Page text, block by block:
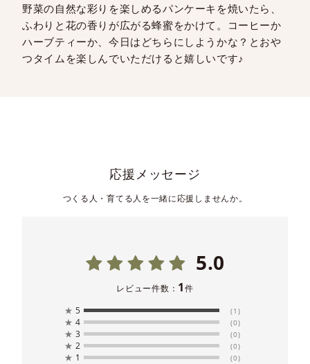
野菜の自然な彩りを楽しめるパンケーキを焼いたら、
ふわりと花の香りが広がる蜂蜜をかけて。コーヒーか
ハーブティーか、今日はどちらにしようかな？とおや
つタイムを楽しんでいただけると嬉しいです♪
応援メッセージ
つくる人・育てる人を一緒に応援しませんか。
5.0
レビュー件数： 1件
★ 5 (1)
★ 4 (0)
★ 3 (0)
★ 2 (0)
★ 1 (0)